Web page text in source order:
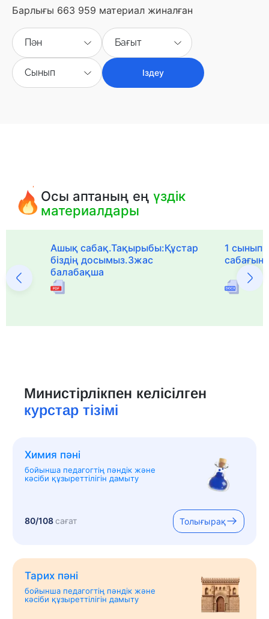
Барлығы 663 959 материал жиналған
Пән Бағыт
Сынып Іздеу
Осы аптаның еңүздік
материалдары
Ашық сабақ.Тақырыбы:Құстар
біздің досымыз.3жас
балабақша
1
Министірлікпен келісілген
курстар тізімі
Химия пәні
бойынша педагогтің пәндік және
кәсіби құзыреттілігін дамыту
80/108сағат Толығырақ
Тарих пәні
бойынша педагогтің пәндік және
кәсіби құзыреттілігін дамыту